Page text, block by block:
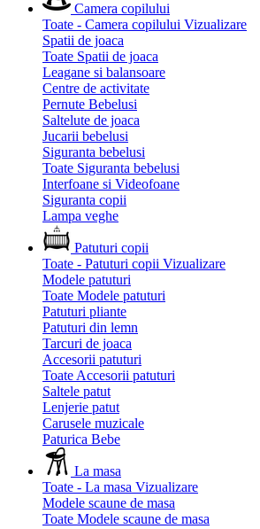
Camera copilului
Toate - Camera copilului Vizualizare
Spatii de joaca
Toate Spatii de joaca
Leagane si balansoare
Centre de activitate
Pernute Bebelusi
Saltelute de joaca
Jucarii bebelusi
Siguranta bebelusi
Toate Siguranta bebelusi
Interfoane si Videofoane
Siguranta copii
Lampa veghe
Patuturi copii
Toate - Patuturi copii Vizualizare
Modele patuturi
Toate Modele patuturi
Patuturi pliante
Patuturi din lemn
Tarcuri de joaca
Accesorii patuturi
Toate Accesorii patuturi
Saltele patut
Lenjerie patut
Carusele muzicale
Paturica Bebe
La masa
Toate - La masa Vizualizare
Modele scaune de masa
Toate Modele scaune de masa